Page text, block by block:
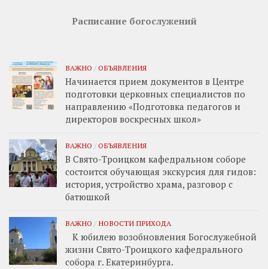
Расписание богослужений
ВАЖНО / ОБЪЯВЛЕНИЯ
Начинается прием документов в Центре
подготовки церковных специалистов по
направлению «Подготовка педагогов и
директоров воскресных школ»
ВАЖНО / ОБЪЯВЛЕНИЯ
В Свято-Троицком кафедральном соборе
состоится обучающая экскурсия для гидов:
история, устройство храма, разговор с
батюшкой
ВАЖНО / НОВОСТИ ПРИХОДА
К юбилею возобновления Богослужебной
жизни Свято-Троицкого кафедрального
собора г. Екатеринбурга.